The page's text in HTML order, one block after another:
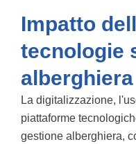
Impatto
tecnologie
alberghiera
La digitalizzazione,
piattaforme
gestione alberghiera,